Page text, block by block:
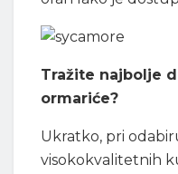
Tražite najbolje
ormariće?
Ukratko, pri
visokokvalitetnih